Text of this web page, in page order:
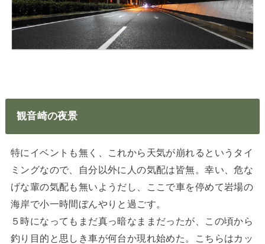
観音崎の夜景
特にイベントも無く、これから天気が崩れるというタイ
ミングなので、自分以外に人の気配は皆無。幸い、危な
げな輩の気配も無いようだし、ここで車を停めて岩場の
海岸で小一時間ぼんやりと過ごす。
５時になってもまだ真っ暗なままだったが、この頃から
釣り目的と思しき車が何台か現れ始めた。こちらはカッ